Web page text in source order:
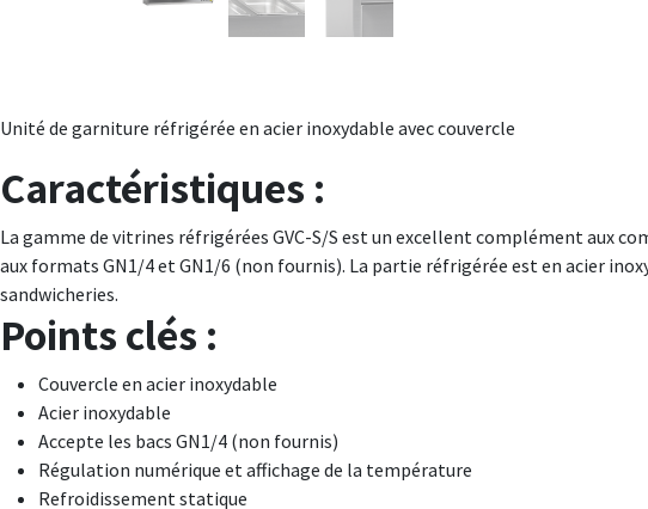
Unité de garniture réfrigérée en acier inoxydable avec couvercle
Caractéristiques :
La gamme de vitrines réfrigérées GVC-S/S est un excellent complément aux
aux formats GN1/4 et GN1/6 (non fournis). La partie réfrigérée est en acier
sandwicheries.
Points clés :
Couvercle en acier inoxydable
Acier inoxydable
Accepte les bacs GN1/4 (non fournis)
Régulation numérique et affichage de la température
Refroidissement statique